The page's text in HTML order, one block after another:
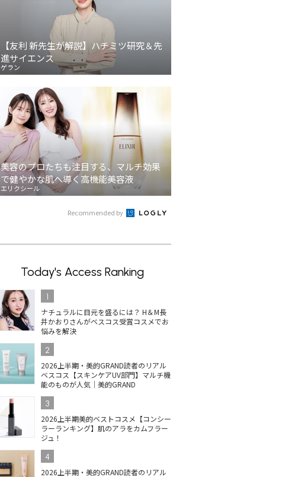
【友利 新先生が解説】ハチミツ研究＆先
進サイエンス
ゲラン
美容のプロたちも注目する、マルチ効果
で健やかな肌へ導く高機能美容液
エリクシール
Recommended by
Today's Access Ranking
1
ナチュラルに目元を盛るには？ H＆M長
井かおりさんがベスコス受賞コスメでお
悩みを解決
2
2026上半期・美的GRAND読者のリアル
ベスコス【スキンケアUV部門】マルチ機
能のものが人気｜美的GRAND
3
2026上半期美的ベストコスメ【コンシー
ラーランキング】肌のアラをカムフラー
ジュ！
4
2026上半期・美的GRAND読者のリアル